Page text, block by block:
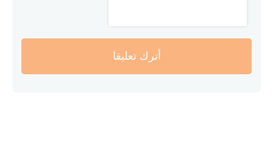
أترك تعليقا